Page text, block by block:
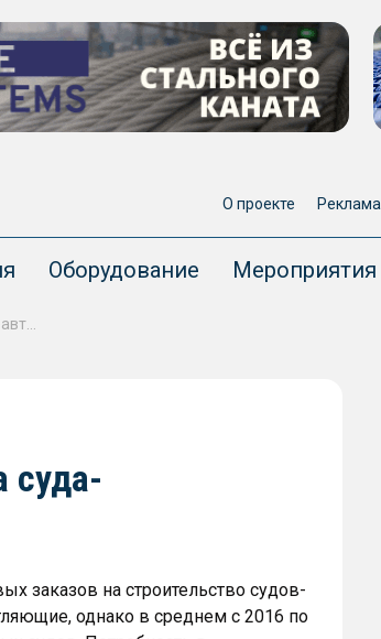
О проекте Реклама
Оборудование Мероприятия
суда-
заказов на строительство судов-
однако в среднем с 2016 по